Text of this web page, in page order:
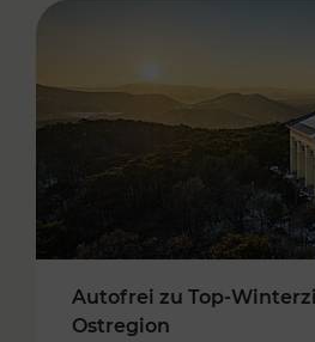
Autofrei zu Top-
Ostregion